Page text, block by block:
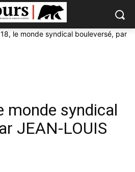
le monde syndical bouleversé, par
monde syndical
JEAN-LOUIS